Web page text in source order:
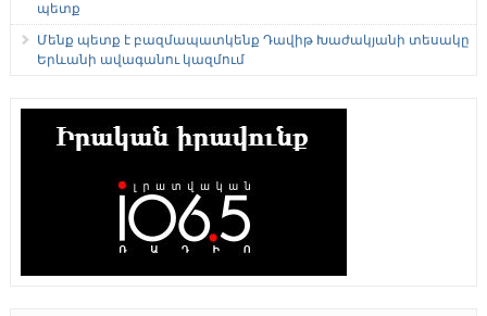
պետք
Մենք պետք է բազմապատկենք Դավիթ Խաժակյանի տեսակը
Երևանի ավագանու կազմում